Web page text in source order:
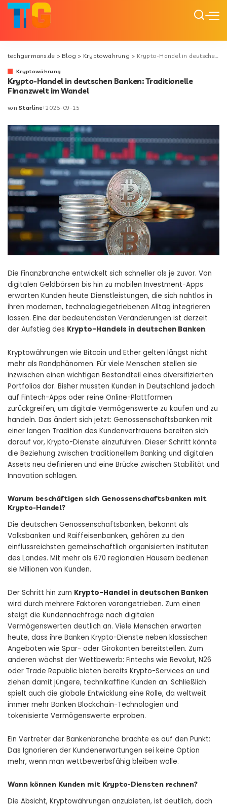
techgermans.de > Blog > Kryptowährung > Krypto-Handel in deutschen Banken: Traditionelle Finanzwelt im Wandel
Kryptowährung
Krypto-Handel in deutschen Banken: Traditionelle
Finanzwelt im Wandel
Posted
von Starline 2025-09-15
Die Finanzbranche entwickelt sich schneller als je zuvor. Von
digitalen Geldbörsen bis hin zu mobilen Investment-Apps
erwarten Kunden heute Dienstleistungen, die sich nahtlos in
ihren modernen, technologiegetriebenen Alltag integrieren
lassen. Eine der bedeutendsten Veränderungen ist derzeit
der Aufstieg des Krypto-Handels in deutschen Banken.
Kryptowährungen wie Bitcoin und Ether gelten längst nicht
mehr als Randphänomen. Für viele Menschen stellen sie
inzwischen einen wichtigen Bestandteil eines diversifizierten
Portfolios dar. Bisher mussten Kunden in Deutschland jedoch
auf Fintech-Apps oder reine Online-Plattformen
zurückgreifen, um digitale Vermögenswerte zu kaufen und zu
handeln. Das ändert sich jetzt: Genossenschaftsbanken mit
einer langen Tradition des Kundenvertrauens bereiten sich
darauf vor, Krypto-Dienste einzuführen. Dieser Schritt könnte
die Beziehung zwischen traditionellem Banking und digitalen
Assets neu definieren und eine Brücke zwischen Stabilität und
Innovation schlagen.
Warum beschäftigen sich Genossenschaftsbanken mit
Krypto-Handel?
Die deutschen Genossenschaftsbanken, bekannt als
Volksbanken und Raiffeisenbanken, gehören zu den
einflussreichsten gemeinschaftlich organisierten Instituten
des Landes. Mit mehr als 670 regionalen Häusern bedienen
sie Millionen von Kunden.
Der Schritt hin zum Krypto-Handel in deutschen Banken
wird durch mehrere Faktoren vorangetrieben. Zum einen
steigt die Kundennachfrage nach digitalen
Vermögenswerten deutlich an. Viele Menschen erwarten
heute, dass ihre Banken Krypto-Dienste neben klassischen
Angeboten wie Spar- oder Girokonten bereitstellen. Zum
anderen wächst der Wettbewerb: Fintechs wie Revolut, N26
oder Trade Republic bieten bereits Krypto-Services an und
ziehen damit jüngere, technikaffine Kunden an. Schließlich
spielt auch die globale Entwicklung eine Rolle, da weltweit
immer mehr Banken Blockchain-Technologien und
tokenisierte Vermögenswerte erproben.
Ein Vertreter der Bankenbranche brachte es auf den Punkt:
Das Ignorieren der Kundenerwartungen sei keine Option
mehr, wenn man wettbewerbsfähig bleiben wolle.
Wann können Kunden mit Krypto-Diensten rechnen?
Die Absicht, Kryptowährungen anzubieten, ist deutlich, doch